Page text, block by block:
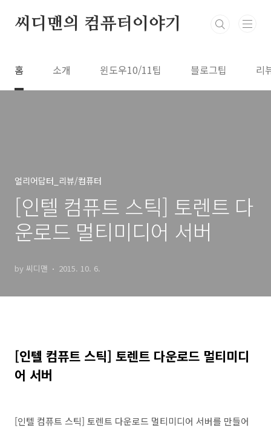
씨디맨의 컴퓨터이야기
홈 소개 윈도우10/11팁 블로그팁 리
얼리어답터_리뷰/컴퓨터
[인텔 컴퓨트 스틱] 토렌트 다
운로드 멀티미디어 서버
by 씨디맨 2015. 10. 6.
[인텔 컴퓨트 스틱] 토렌트 다운로드 멀티미디
어 서버
[인텔 컴퓨트 스틱] 토렌트 다운로드 멀티미디어 서버를 만들어